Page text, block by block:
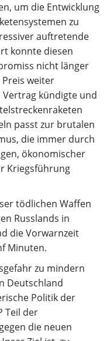
um die Entwicklung
zu
auftretende
konnte diesen
nicht länger
weiter
kündigte und
passt zur brutalen
die immer durch
ökonomischer
Kriegsführung
tödlichen Waffen
Russlands in
die Vorwarnzeit
Minuten.
zu mindern
Deutschland
Politik der
Teil der
die neuen